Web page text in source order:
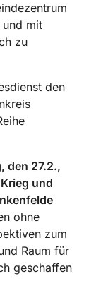
und mit
zu
den
den 27.2.,
und
ohne
zum
Raum für
geschaffen